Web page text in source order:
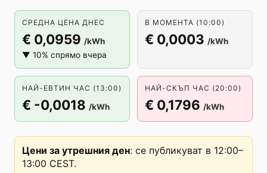
СРЕДНА ЦЕНА ДНЕС
€ 0,0959 /kWh
▼ 10% спрямо вчера
В МОМЕНТА (10:00)
€ 0,0003 /kWh
НАЙ-ЕВТИН ЧАС (13:00)
€ -0,0018 /kWh
НАЙ-СКЪП ЧАС (20:00)
€ 0,1796 /kWh
Цени за утрешния ден: се публикуват в 12:00–
13:00 CEST.